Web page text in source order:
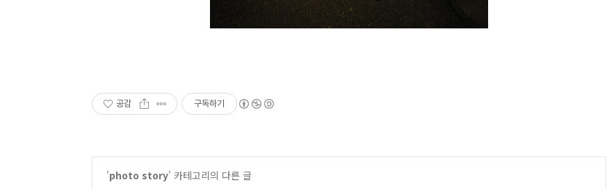
공감 구독하기
'photo story' 카테고리의 다른 글